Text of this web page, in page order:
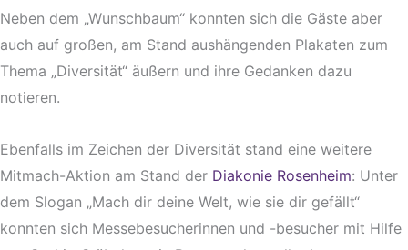
Neben dem „Wunschbaum“ konnten sich die Gäste aber
auch auf großen, am Stand aushängenden Plakaten zum
Thema „Diversität“ äußern und ihre Gedanken dazu
notieren.
Ebenfalls im Zeichen der Diversität stand eine weitere
Mitmach-Aktion am Stand der Diakonie Rosenheim: Unter
dem Slogan „Mach dir deine Welt, wie sie dir gefällt“
konnten sich Messebesucherinnen und -besucher mit Hilfe